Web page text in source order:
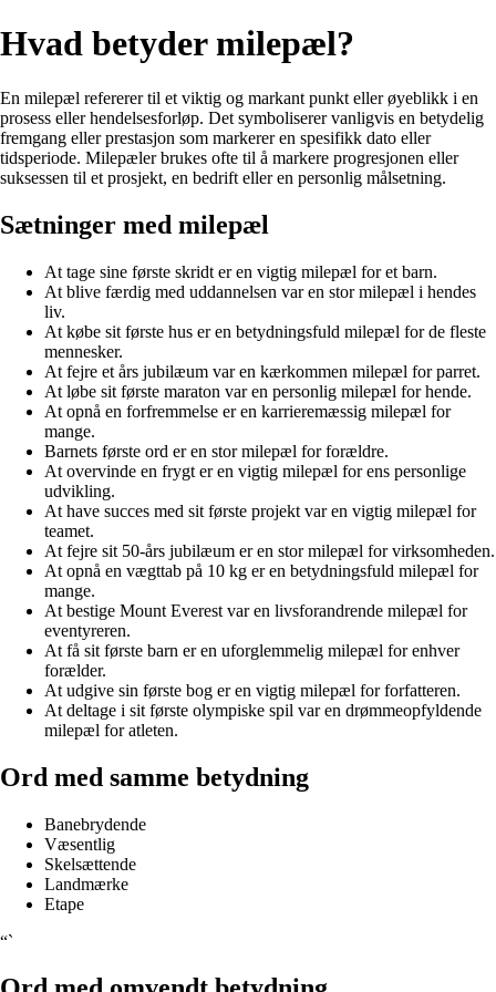
Hvad betyder milepæl?
En milepæl refererer til et viktig og markant punkt eller øyeblikk i en
prosess eller hendelsesforløp. Det symboliserer vanligvis en betydelig
fremgang eller prestasjon som markerer en spesifikk dato eller
tidsperiode. Milepæler brukes ofte til å markere progresjonen eller
suksessen til et prosjekt, en bedrift eller en personlig målsetning.
Sætninger med milepæl
At tage sine første skridt er en vigtig milepæl for et barn.
At blive færdig med uddannelsen var en stor milepæl i hendes
liv.
At købe sit første hus er en betydningsfuld milepæl for de fleste
mennesker.
At fejre et års jubilæum var en kærkommen milepæl for parret.
At løbe sit første maraton var en personlig milepæl for hende.
At opnå en forfremmelse er en karrieremæssig milepæl for
mange.
Barnets første ord er en stor milepæl for forældre.
At overvinde en frygt er en vigtig milepæl for ens personlige
udvikling.
At have succes med sit første projekt var en vigtig milepæl for
teamet.
At fejre sit 50-års jubilæum er en stor milepæl for virksomheden.
At opnå en vægttab på 10 kg er en betydningsfuld milepæl for
mange.
At bestige Mount Everest var en livsforandrende milepæl for
eventyreren.
At få sit første barn er en uforglemmelig milepæl for enhver
forælder.
At udgive sin første bog er en vigtig milepæl for forfatteren.
At deltage i sit første olympiske spil var en drømmeopfyldende
milepæl for atleten.
Ord med samme betydning
Banebrydende
Væsentlig
Skelsættende
Landmærke
Etape
“`